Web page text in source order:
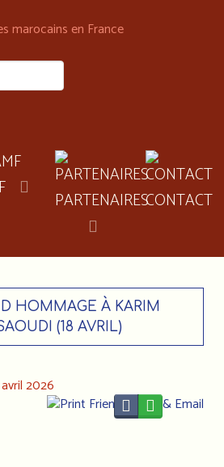
PARTENAIRESCONTACT
HOMMAGE À KARIM
(18 AVRIL)
2026